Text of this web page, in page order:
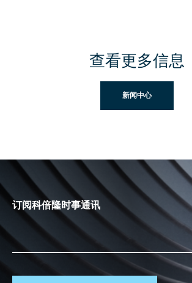
查看更多信息
新闻中心
订阅科倍隆时事通讯